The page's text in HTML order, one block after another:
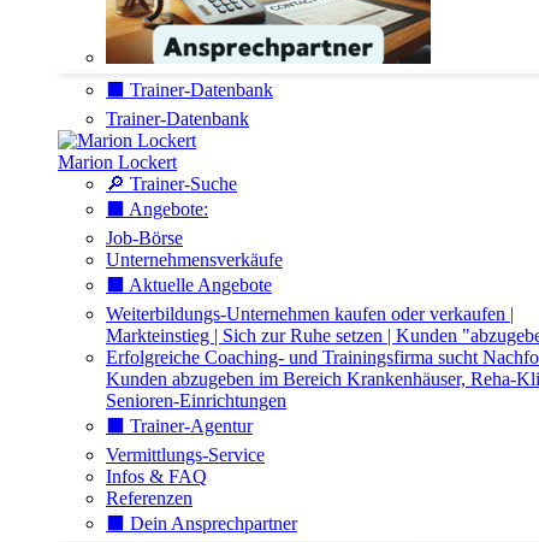
⬛️ Trainer-Datenbank
Trainer-Datenbank
Marion Lockert
🔎 Trainer-Suche
⬛️ Angebote:
Job-Börse
Unternehmensverkäufe
⬛️ Aktuelle Angebote
Weiterbildungs-Unternehmen kaufen oder verkaufen |
Markteinstieg | Sich zur Ruhe setzen | Kunden
Erfolgreiche Coaching- und Trainingsfirma sucht
Kunden abzugeben im Bereich Krankenhäuser, Reha-
Senioren-Einrichtungen
⬛️ Trainer-Agentur
Vermittlungs-Service
Infos & FAQ
Referenzen
⬛️ Dein Ansprechpartner